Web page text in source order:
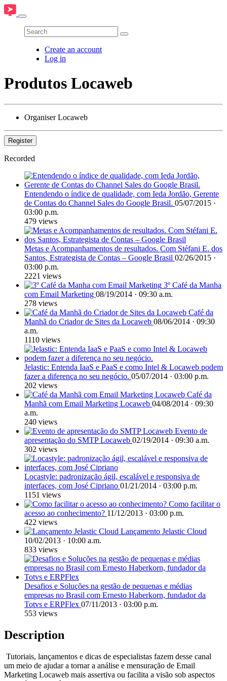
Create an account
Log in
Produtos Locaweb
Organiser Locaweb
Register
Recorded
Entendendo o índice de qualidade, com Ieda Jordão, Gerente
de Contas do Channel Sales do Google Brasil. 05/07/2015 ·
03:00 p.m.
479 views
Metas e Acompanhamentos de resultados. Com Stéfani E. dos
Santos, Estrategista de Contas – Google Brasil 02/26/2015 ·
03:00 p.m.
2221 views
3º Café da Manha
com Email Marketing 08/19/2014 · 09:30 a.m.
278 views
Café da
Manhã do Criador de Sites da Locaweb 08/06/2014 · 09:30
a.m.
1110 views
Jelastic: Entenda IaaS e PaaS e como Intel & Locaweb podem
fazer a diferença no seu negócio. 05/07/2014 · 03:00 p.m.
202 views
Café da
Manhã com Email Marketing Locaweb 04/08/2014 · 09:30
a.m.
240 views
Evento de
apresentação do SMTP Locaweb 02/19/2014 · 09:30 a.m.
302 views
Locastyle: padronização ágil, escalável e responsiva de
interfaces, com José Cipriano 01/21/2014 · 03:00 p.m.
1151 views
Como facilitar o
acesso ao conhecimento? 11/12/2013 · 03:00 p.m.
422 views
Lançamento Jelastic Cloud
10/02/2013 · 10:00 a.m.
833 views
Desafios e Soluções na gestão de pequenas e médias
empresas no Brasil com Ernesto Haberkorn, fundador da
Totvs e ERPFlex 07/11/2013 · 03:00 p.m.
553 views
Description
Tutoriais, lançamentos e dicas de especialistas fazem desse canal
um meio de ajudar a tornar a análise e mensuração de Email
Marketing Locaweb mais assertiva ou facilita a visão sob aspectos